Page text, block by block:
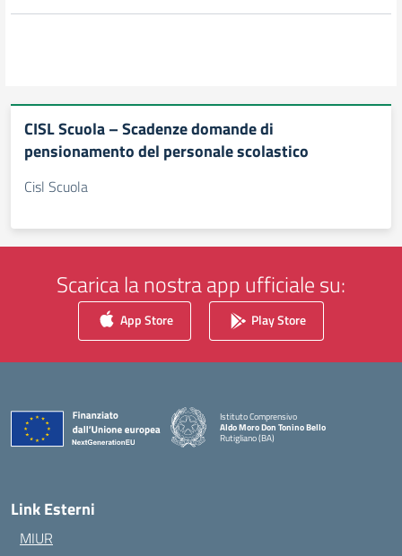
CISL Scuola – Scadenze domande di
pensionamento del personale scolastico
Cisl Scuola
Scarica la nostra app ufficiale su:
App Store Play Store
Istituto Comprensivo
Aldo Moro Don Tonino Bello
Rutigliano (BA)
— Visita la pagina iniziale della scuola
Link Esterni
MIUR